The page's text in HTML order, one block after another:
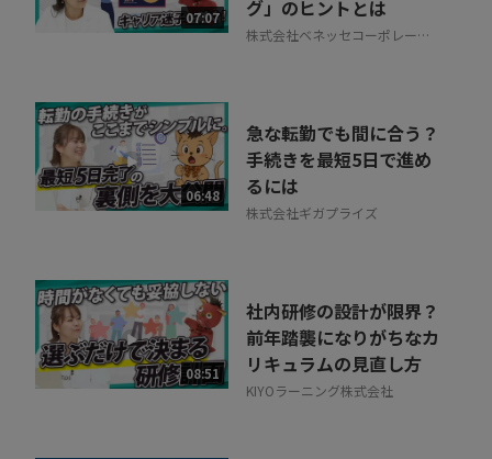
07:07 グ」のヒントとは
株式会社ベネッセコーポレーシ
06:48
急な転勤でも間に合う？
手続きを最短5日で進め
るには
株式会社ギガプライズ
08:51
社内研修の設計が限界？
前年踏襲になりがちなカ
リキュラムの見直し方
KIYOラーニング株式会社